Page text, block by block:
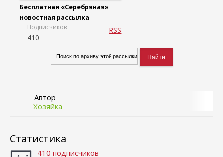
Бесплатная «Серебряная»
новостная рассылка
Подписчиков
410
RSS
Автор
Хозяйка
Статистика
410 подписчиков